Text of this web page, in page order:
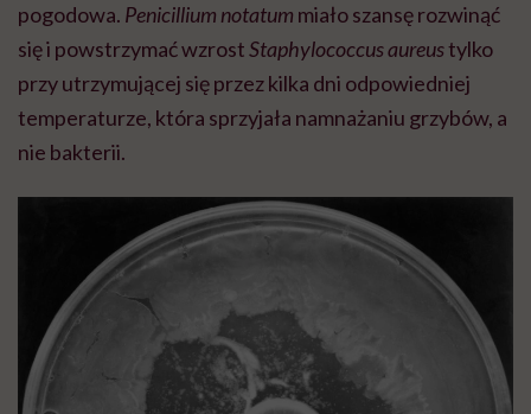
pogodowa. Penicillium notatum miało szansę rozwinąć
się i powstrzymać wzrostStaphylococcus aureustylko
przy utrzymującej się przez kilka dni odpowiedniej
temperaturze, która sprzyjała namnażaniu grzybów, a
nie bakterii.